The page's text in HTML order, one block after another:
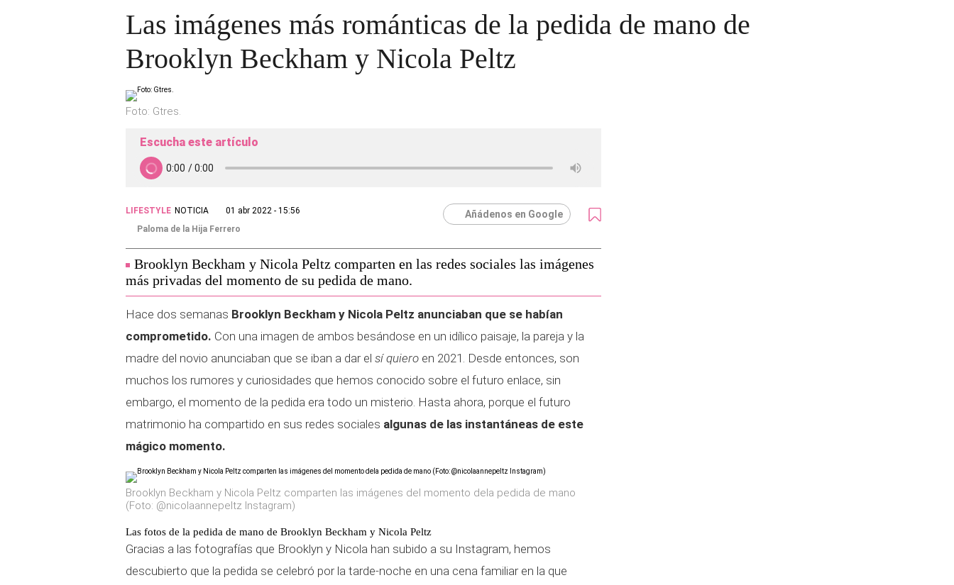
Las imágenes más románticas de la pedida de mano de
Brooklyn Beckham y Nicola Peltz
Foto: Gtres.
Escucha este artículo
LIFESTYLE NOTICIA
01 abr 2022 - 15:56
Paloma de la Hija Ferrero
Añádenos en Google
Brooklyn Beckham y Nicola Peltz comparten en las redes sociales las imágenes
más privadas del momento de su pedida de mano.
Hace dos semanas Brooklyn Beckham y Nicola Peltz anunciaban que se habían
comprometido. Con una imagen de ambos besándose en un idílico paisaje, la pareja y la
madre del novio anunciaban que se iban a dar el sí quiero en 2021. Desde entonces, son
muchos los rumores y curiosidades que hemos conocido sobre el futuro enlace, sin
embargo, el momento de la pedida era todo un misterio. Hasta ahora, porque el futuro
matrimonio ha compartido en sus redes sociales algunas de las instantáneas de este
mágico momento.
Brooklyn Beckham y Nicola Peltz comparten las imágenes del momento dela pedida de mano
(Foto: @nicolaannepeltz Instagram)
Las fotos de la pedida de mano de Brooklyn Beckham y Nicola Peltz
Gracias a las fotografías que Brooklyn y Nicola han subido a su Instagram, hemos
descubierto que la pedida se celebró por la tarde-noche en una cena familiar en la que